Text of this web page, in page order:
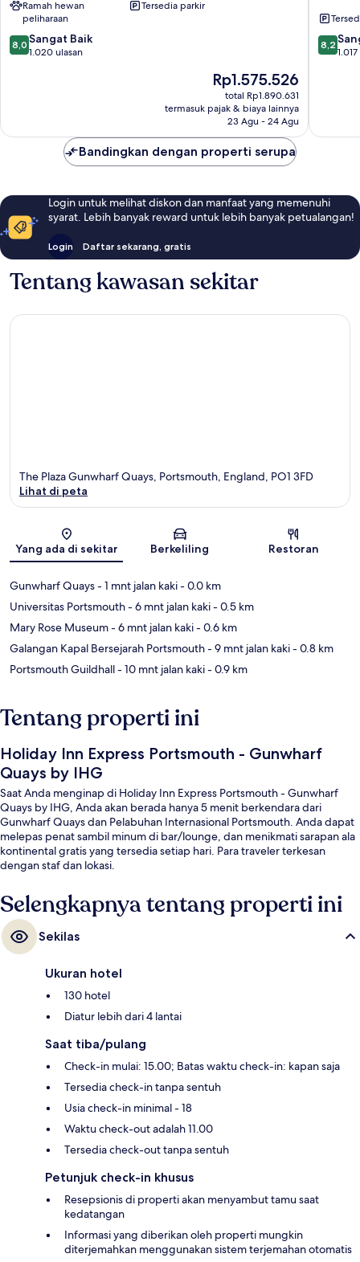
IHG
Portsmouth
Ramah hewan
peliharaan
Tersedia parkir
8.0
dari
8,0 Sangat Baik
1.020 ulasan
Harga
sekarang
Rp1.575.526
Rp1.575.526
total Rp1.890.631
termasuk pajak & biaya lainnya
23 Agu - 24 Agu
North
by
IHG
8.2
dari
8,2
Bandingkan dengan properti serupa
Login untuk melihat diskon dan manfaat yang memenuhi
syarat. Lebih banyak reward untuk lebih banyak petualangan!
Login Daftar sekarang, gratis
Tentang kawasan sekitar
Peta
The Plaza Gunwharf Quays, Portsmouth, England, PO1 3FD
Lihat di peta
Yang ada di sekitar Berkeliling Restoran
Gunwharf Quays- 1 mnt jalan kaki- 0.0 km
Universitas Portsmouth- 6 mnt jalan kaki- 0.5 km
Mary Rose Museum- 6 mnt jalan kaki- 0.6 km
Galangan Kapal Bersejarah Portsmouth- 9 mnt jalan kaki- 0.8 km
Portsmouth Guildhall- 10 mnt jalan kaki- 0.9 km
Tentang properti ini
Holiday Inn Express Portsmouth - Gunwharf
Quays by IHG
Saat Anda menginap di Holiday Inn Express Portsmouth - Gunwharf
Quays by IHG, Anda akan berada hanya 5 menit berkendara dari
Gunwharf Quays dan Pelabuhan Internasional Portsmouth. Anda dapat
melepas penat sambil minum di bar/lounge, dan menikmati sarapan ala
kontinental gratis yang tersedia setiap hari. Para traveler terkesan
dengan staf dan lokasi.
Selengkapnya tentang properti ini
Sekilas
Ukuran hotel
130 hotel
Diatur lebih dari 4 lantai
Saat tiba/pulang
Check-in mulai: 15.00; Batas waktu check-in: kapan saja
Tersedia check-in tanpa sentuh
Usia check-in minimal - 18
Waktu check-out adalah 11.00
Tersedia check-out tanpa sentuh
Petunjuk check-in khusus
Resepsionis di properti akan menyambut tamu saat
kedatangan
Informasi yang diberikan oleh properti mungkin
diterjemahkan menggunakan sistem terjemahan otomatis